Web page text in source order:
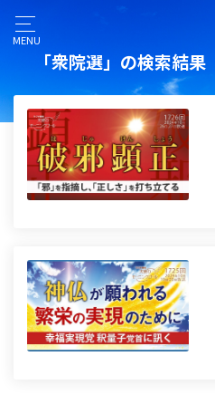
MENU
「衆院選」の検索結果